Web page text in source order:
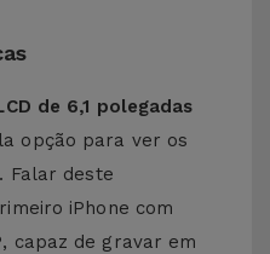
de 6,1 polegadas
opção para ver os
Falar deste
iPhone com
, capaz de gravar em